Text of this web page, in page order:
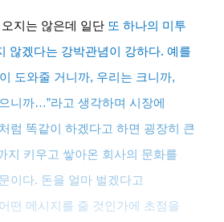
지는 않은데 일단 또 하나의 미투
않겠다는 강박관념이 강하다.예를
도와줄 거니까, 우리는 크니까,
니까…”라고 생각하며 시장에
럼 똑같이 하겠다고 하면 굉장히 큰
지 키우고 쌓아온 회사의 문화를
이다. 돈을 얼마 벌겠다고
떤 메시지를 줄 것인가에 초점을